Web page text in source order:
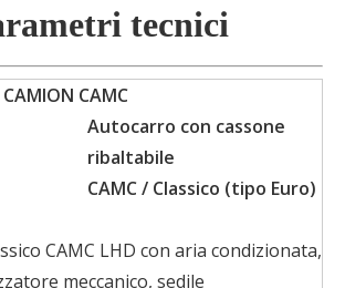
tecnici
CAMION CAMC
Autocarro con cassone
ribaltabile
CAMC / Classico (tipo Euro)
CAMC LHD con aria condizionata,
meccanico, sedile